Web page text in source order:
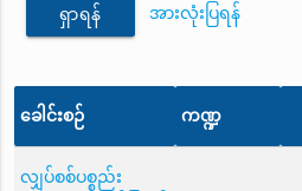
ရှာရန် အားလုံးပြရန်
ခေါင်းစဉ် ကဏ္ဍ
လျှပ်စစ်ပစ္စည်း